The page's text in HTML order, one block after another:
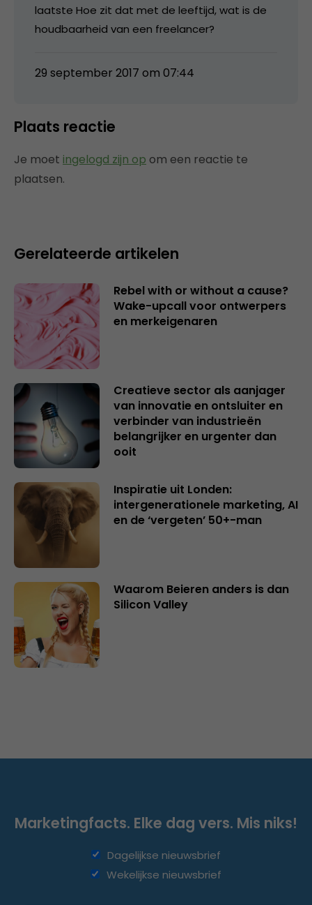
laatste Hoe zit dat met de leeftijd, wat is de
houdbaarheid van een freelancer?
29 september 2017 om 07:44
Plaats reactie
Je moet ingelogd zijn op om een reactie te
plaatsen.
Gerelateerde artikelen
Rebel with or without a cause?
Wake-upcall voor ontwerpers
en merkeigenaren
Creatieve sector als aanjager
van innovatie en ontsluiter en
verbinder van industrieën
belangrijker en urgenter dan
ooit
Inspiratie uit Londen:
intergenerationele marketing, AI
en de ‘vergeten’ 50+-man
Waarom Beieren anders is dan
Silicon Valley
Marketingfacts. Elke dag vers. Mis niks!
Dagelijkse nieuwsbrief
Wekelijkse nieuwsbrief